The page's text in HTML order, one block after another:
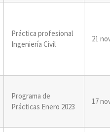
Práctica profesional
Ingeniería Civil
21
Programa de
Prácticas Enero 2023
17